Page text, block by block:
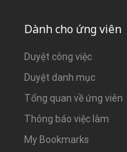
Dành cho ứng viên
Duyệt công việc
Duyệt danh mục
Tổng quan về ứng viên
Thông báo việc làm
My Bookmarks